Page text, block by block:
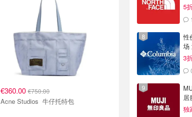
€360.00 €750.00
Acne Studios 牛仔托特包
5
1
性
场
3
居
独